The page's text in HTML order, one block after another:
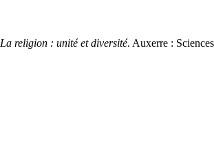
La religion : unité et diversité. Auxerre :